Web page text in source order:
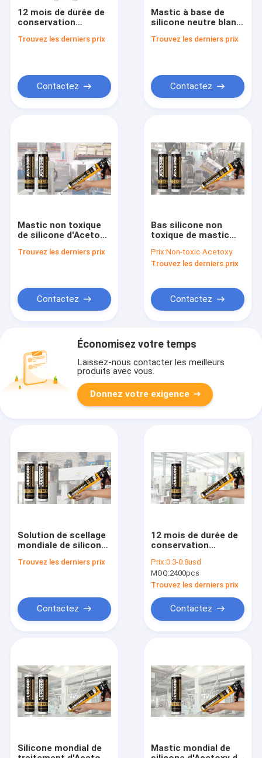
12 mois de durée de
conservation
silicone de couleur
Trouvez les derniers prix
Contactez
Mastic à base de
silicone neutre blanc
saucisse de
Trouvez les derniers prix
Contactez
Mastic non toxique
de silicone d'Acetoxy
pour le ménage
Trouvez les derniers prix
Contactez
Bas silicone non
toxique de mastic
viscosité pour
sceller Windows
Prix:Non-toxic Acetoxy
Trouvez les derniers prix
Contactez
Économisez votre temps
Laissez-nous contacter les meilleurs
produits avec vous.
Donnez votre exigence
Solution de scellage
mondiale de silicone
températures
Trouvez les derniers prix
Contactez
12 mois de durée de
conservation
de silicone pour le
cachetage matériel
Prix:0.3-0.8usd
MOQ:2400pcs
Trouvez les derniers prix
Contactez
Silicone mondial de
Mastic mondial de